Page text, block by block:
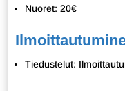
Nuoret: 20€
Tiedustelut: